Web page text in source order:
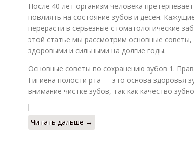
После 40 лет организм человека
повлиять на состояние зубов и десен.
перерасти в серьезные стоматологические
этой статье мы рассмотрим основные
здоровыми и сильными на долгие годы.
Основные советы по сохранению зубов 1.
Гигиена полости рта — это основа здоровья
внимание чистке зубов, так как качество
Читать дальше →